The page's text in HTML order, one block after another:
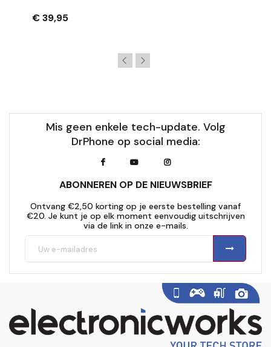
€ 39,95
Mis geen enkele tech-update. Volg
DrPhone op social media:
ABONNEREN OP DE NIEUWSBRIEF
Ontvang €2,50 korting op je eerste bestelling vanaf
€20. Je kunt je op elk moment eenvoudig uitschrijven
via de link in onze e-mails.